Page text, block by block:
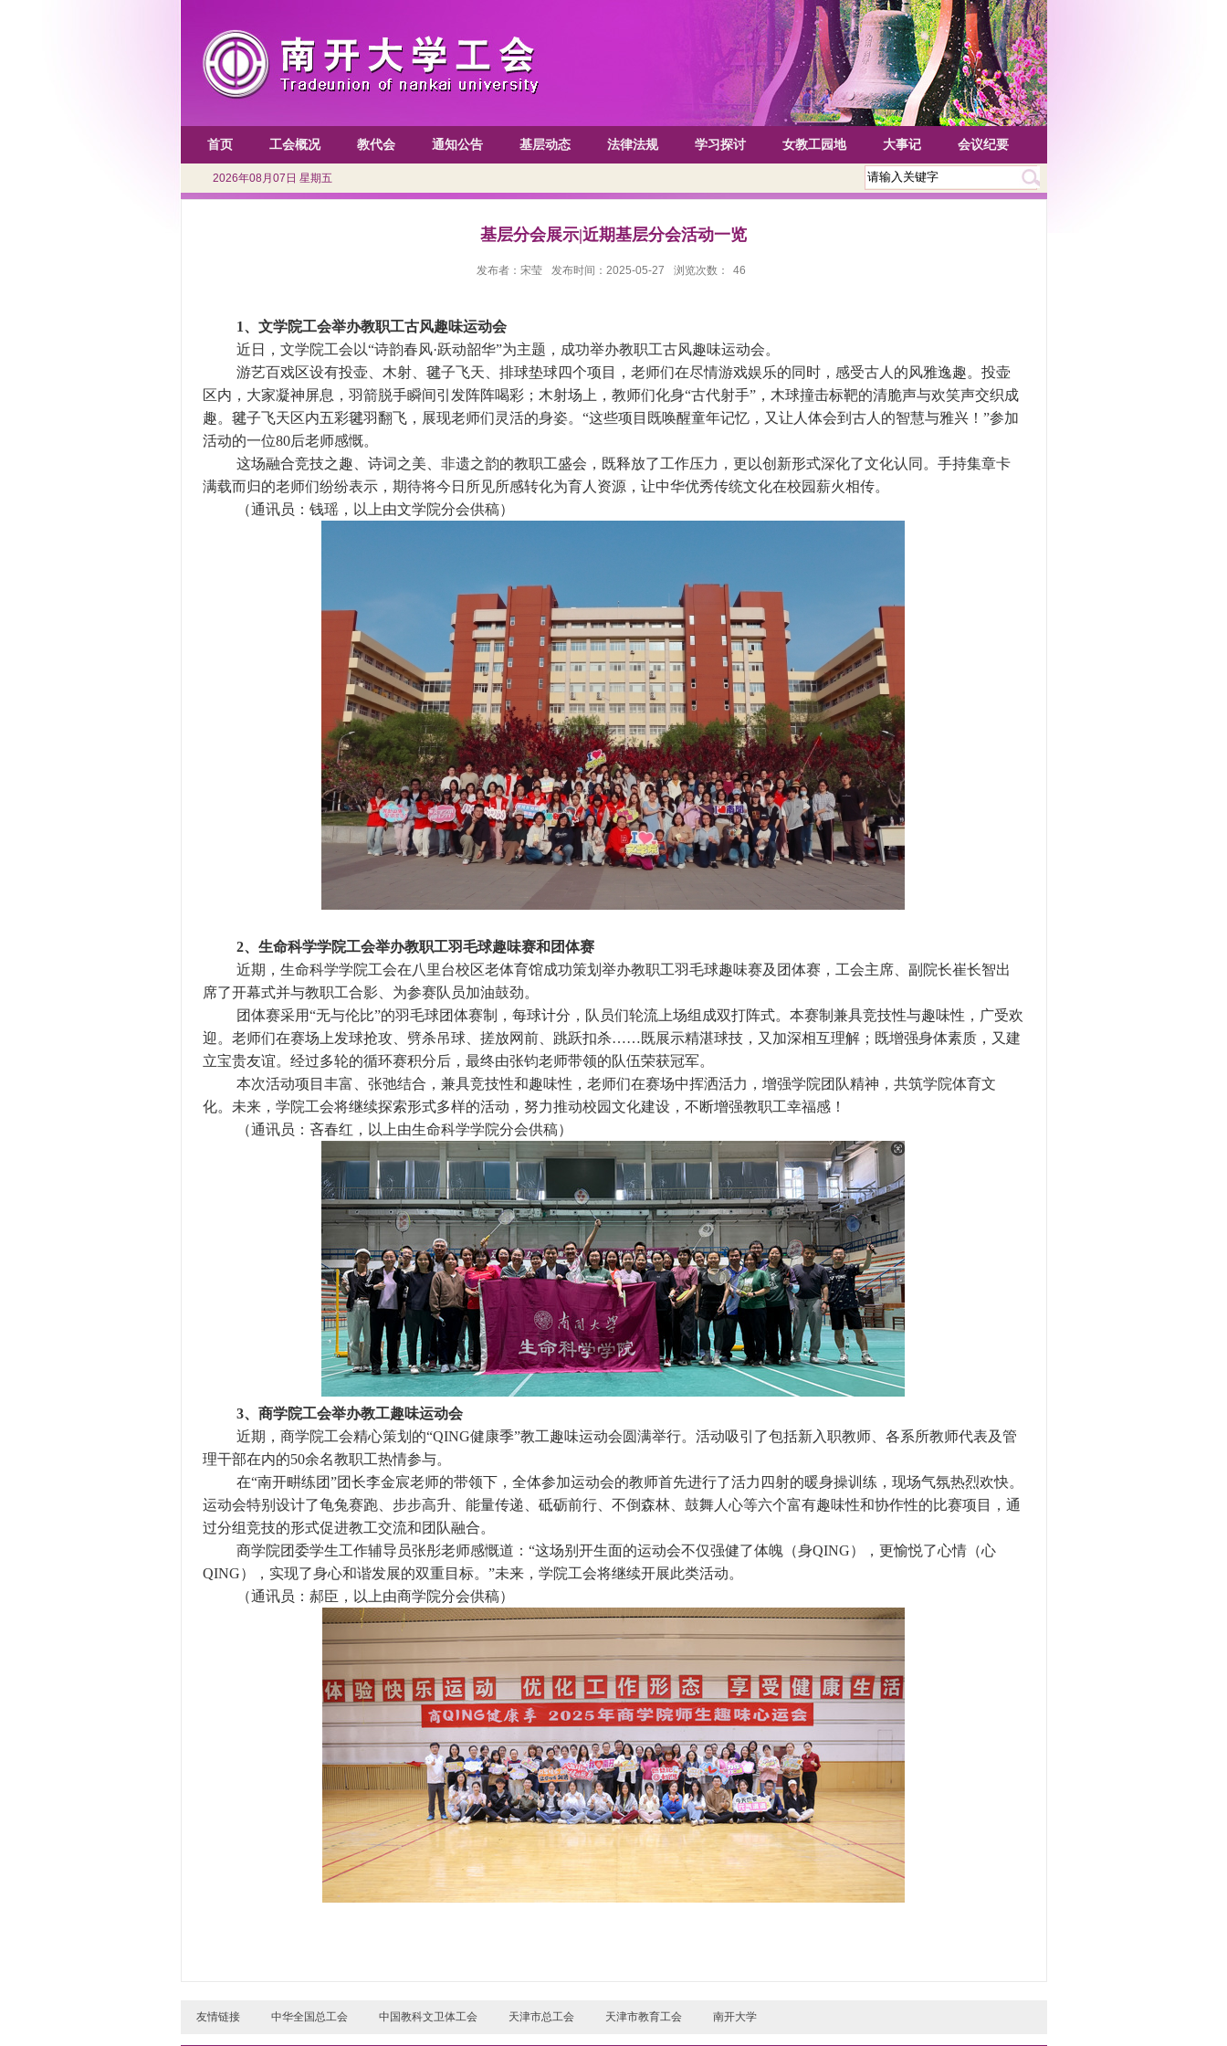
首页 工会概况 教代会 通知公告 基层动态 法律法规 学习探讨 女教工园地 大事记 会议纪要
2026年08月07日 星期五
基层分会展示|近期基层分会活动一览
发布者：宋莹 发布时间：2025-05-27 浏览次数： 46
1、文学院工会举办教职工古风趣味运动会
近日，文学院工会以“诗韵春风·跃动韶华”为主题，成功举办教职工古风趣味运动会。
游艺百戏区设有投壶、木射、毽子飞天、排球垫球四个项目，老师们在尽情游戏娱乐的同时，感受古人的风雅逸趣。投壶
区内，大家凝神屏息，羽箭脱手瞬间引发阵阵喝彩；木射场上，教师们化身“古代射手”，木球撞击标靶的清脆声与欢笑声交织成
趣。毽子飞天区内五彩毽羽翻飞，展现老师们灵活的身姿。“这些项目既唤醒童年记忆，又让人体会到古人的智慧与雅兴！”参加
活动的一位80后老师感慨。
这场融合竞技之趣、诗词之美、非遗之韵的教职工盛会，既释放了工作压力，更以创新形式深化了文化认同。手持集章卡
满载而归的老师们纷纷表示，期待将今日所见所感转化为育人资源，让中华优秀传统文化在校园薪火相传。
（通讯员：钱瑶，以上由文学院分会供稿）
2、生命科学学院工会举办教职工羽毛球趣味赛和团体赛
近期，生命科学学院工会在八里台校区老体育馆成功策划举办教职工羽毛球趣味赛及团体赛，工会主席、副院长崔长智出
席了开幕式并与教职工合影、为参赛队员加油鼓劲。
团体赛采用“无与伦比”的羽毛球团体赛制，每球计分，队员们轮流上场组成双打阵式。本赛制兼具竞技性与趣味性，广受欢
迎。老师们在赛场上发球抢攻、劈杀吊球、搓放网前、跳跃扣杀……既展示精湛球技，又加深相互理解；既增强身体素质，又建
立宝贵友谊。经过多轮的循环赛积分后，最终由张钧老师带领的队伍荣获冠军。
本次活动项目丰富、张弛结合，兼具竞技性和趣味性，老师们在赛场中挥洒活力，增强学院团队精神，共筑学院体育文
化。未来，学院工会将继续探索形式多样的活动，努力推动校园文化建设，不断增强教职工幸福感！
（通讯员：吝春红，以上由生命科学学院分会供稿）
3、商学院工会举办教工趣味运动会
近期，商学院工会精心策划的“QING健康季”教工趣味运动会圆满举行。活动吸引了包括新入职教师、各系所教师代表及管
理干部在内的50余名教职工热情参与。
在“南开畊练团”团长李金宸老师的带领下，全体参加运动会的教师首先进行了活力四射的暖身操训练，现场气氛热烈欢快。
运动会特别设计了龟兔赛跑、步步高升、能量传递、砥砺前行、不倒森林、鼓舞人心等六个富有趣味性和协作性的比赛项目，通
过分组竞技的形式促进教工交流和团队融合。
商学院团委学生工作辅导员张彤老师感慨道：“这场别开生面的运动会不仅强健了体魄（身QING），更愉悦了心情（心
QING），实现了身心和谐发展的双重目标。”未来，学院工会将继续开展此类活动。
（通讯员：郝臣，以上由商学院分会供稿）
友情链接 中华全国总工会 中国教科文卫体工会 天津市总工会 天津市教育工会 南开大学